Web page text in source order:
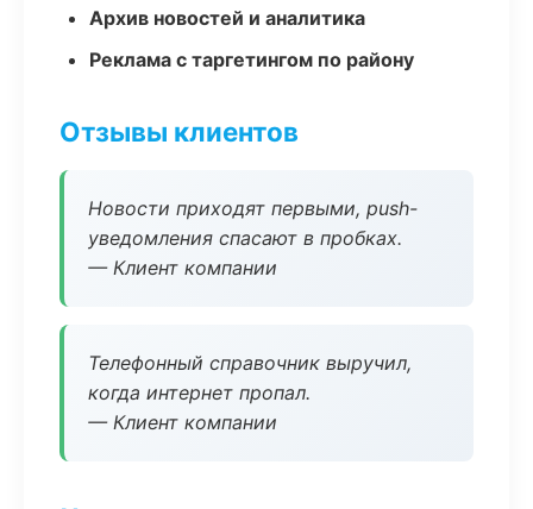
Архив новостей и аналитика
Реклама с таргетингом по району
Отзывы клиентов
Новости приходят первыми, push-
уведомления спасают в пробках.
— Клиент компании
Телефонный справочник выручил,
когда интернет пропал.
— Клиент компании